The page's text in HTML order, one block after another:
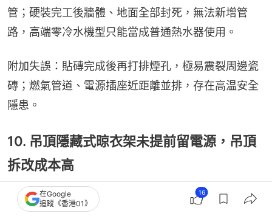
管；硬裝完工後牆體、地面全部封死，無法新增管
路，高端零冷水機型只能當成普通熱水器使用。
附加失誤：貼磚完成後再打排煙孔，極易震裂周邊瓷
磚；燃氣管道、電源插座近距離並排，存在高温安全
隱患。
10. 吊頂隱藏式晾衣架未提前留電源，吊頂
拆改成本高
隱形電動晾衣架需要吊頂封板前預埋電源，等到吊頂
全部完工、油漆做完再加裝，只能大面積拆除吊頂龍
在Google
追蹤《香港01》
16